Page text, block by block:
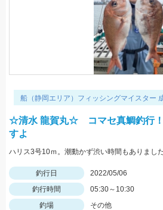
船（静岡エリア）フィッシングマイスター
☆清水 龍賀丸☆ コマセ真鯛釣行！
すよ
釣行日
2022/05/06
釣行時間
05:30～10:30
釣場
その他